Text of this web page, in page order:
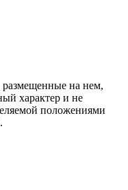
на нем,
характер и не
положениями